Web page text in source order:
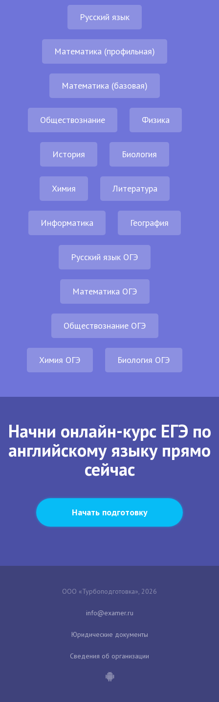
Русский язык
Математика (профильная)
Математика (базовая)
Обществознание Физика
История Биология
Химия Литература
Информатика География
Русский язык ОГЭ
Математика ОГЭ
Обществознание ОГЭ
Химия ОГЭ Биология ОГЭ
Начни онлайн-курс ЕГЭ по
английскому языку прямо
сейчас
Начать подготовку
ООО «Турбоподготовка», 2026
Юридические документы
Сведения об организации